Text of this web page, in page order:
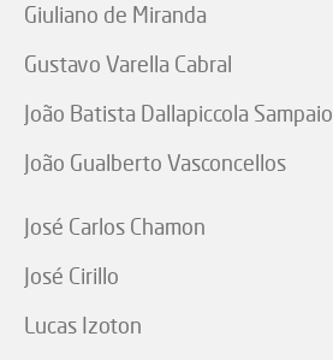
Giuliano de Miranda
Gustavo Varella Cabral
João Batista Dallapiccola Sampaio
João Gualberto Vasconcellos
José Carlos Chamon
José Cirillo
Lucas Izoton